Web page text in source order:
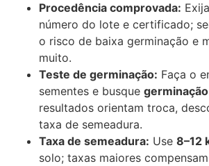
Procedência comprovada:
número do lote e certificado;
o risco de baixa germinação e
muito.
Teste de germinação: Faça o
sementes e busque
resultados orientam troca,
taxa de semeadura.
Taxa de semeadura: Use 8–12
solo; taxas maiores